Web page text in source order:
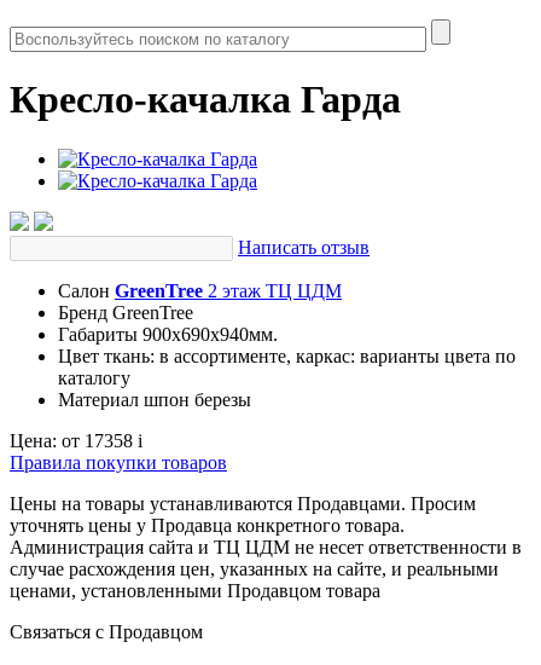
Кресло-качалка Гарда
Написать отзыв
Салон GreenTree 2 этаж ТЦ ЦДМ
Бренд GreenTree
Габариты 900х690х940мм.
Цвет ткань: в ассортименте, каркас: варианты цвета по
каталогу
Материал шпон березы
Цена: от 17358 i
Правила покупки товаров
Цены на товары устанавливаются Продавцами. Просим
уточнять цены у Продавца конкретного товара.
Администрация сайта и ТЦ ЦДМ не несет ответственности в
случае расхождения цен, указанных на сайте, и реальными
ценами, установленными Продавцом товара
Связаться с Продавцом